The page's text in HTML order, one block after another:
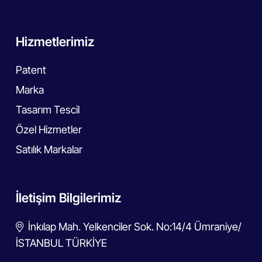
Hizmetlerimiz
Patent
Marka
Tasarım Tescil
Özel Hizmetler
Satılık Markalar
İletişim Bilgilerimiz
İnkılap Mah. Yelkenciler Sok. No:14/4 Ümraniye/
İSTANBUL TÜRKİYE